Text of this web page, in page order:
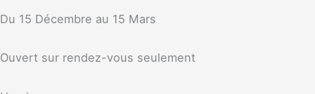
Du 15 Décembre au 15 Mars
Ouvert sur rendez-vous seulement